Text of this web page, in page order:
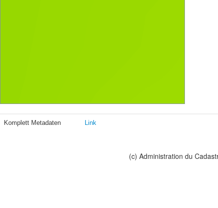
Komplett Metadaten Link
(c) Administration du